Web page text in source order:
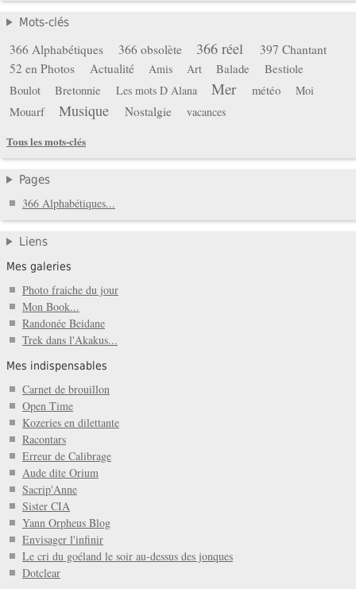
Mots-clés
366 Alphabétiques 366 obsolète 366 réel
397 Chantant
52 en Photos
Actualité Amis Art Balade
Bestiole
Boulot
Bretonnie Les mots D Alana Mer météo Moi
Mouarf Musique Nostalgie
vacances
Tous les mots-clés
Pages
366 Alphabétiques...
Liens
Mes galeries
Photo fraiche du jour
Mon Book...
Randonée Beidane
Trek dans l'Akakus...
Mes indispensables
Carnet de brouillon
Open Time
Kozeries en dilettante
Racontars
Erreur de Calibrage
Aude dite Orium
Sacrip'Anne
Sister CIA
Yann Orpheus Blog
Envisager l'infinir
Le cri du goéland le soir au-dessus des jonques
Dotclear